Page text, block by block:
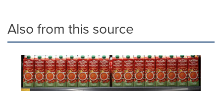
Also from this source